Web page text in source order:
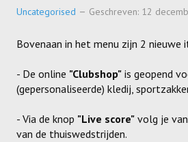
Uncategorised Geschreven: 12
Bovenaan in het menu zijn 2 nieuwe
- De online "Clubshop" is geopend
(gepersonaliseerde) kledij,
- Via de knop "Live score" volg je
van de thuiswedstrijden.